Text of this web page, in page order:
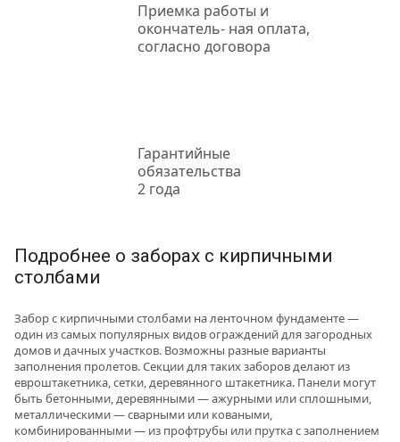
Приемка работы и
окончатель- ная оплата,
согласно договора
Гарантийные
обязательства
2 года
Подробнее о заборах с кирпичными
столбами
Забор с кирпичными столбами на ленточном фундаменте —
один из самых популярных видов ограждений для загородных
домов и дачных участков. Возможны разные варианты
заполнения пролетов. Секции для таких заборов делают из
евроштакетника, сетки, деревянного штакетника. Панели могут
быть бетонными, деревянными — ажурными или сплошными,
металлическими — сварными или коваными,
комбинированными — из профтрубы или прутка с заполнением